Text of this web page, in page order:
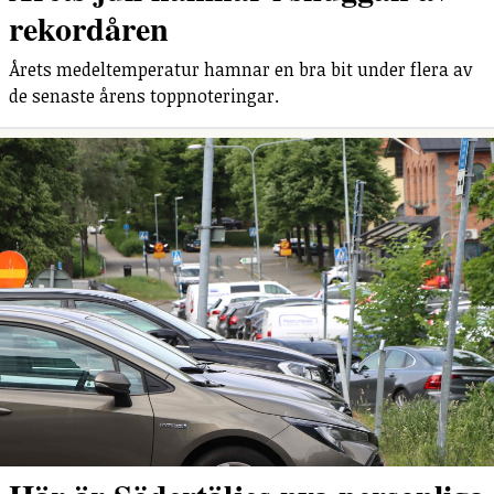
rekordåren
Årets medeltemperatur hamnar en bra bit under flera av
de senaste årens toppnoteringar.